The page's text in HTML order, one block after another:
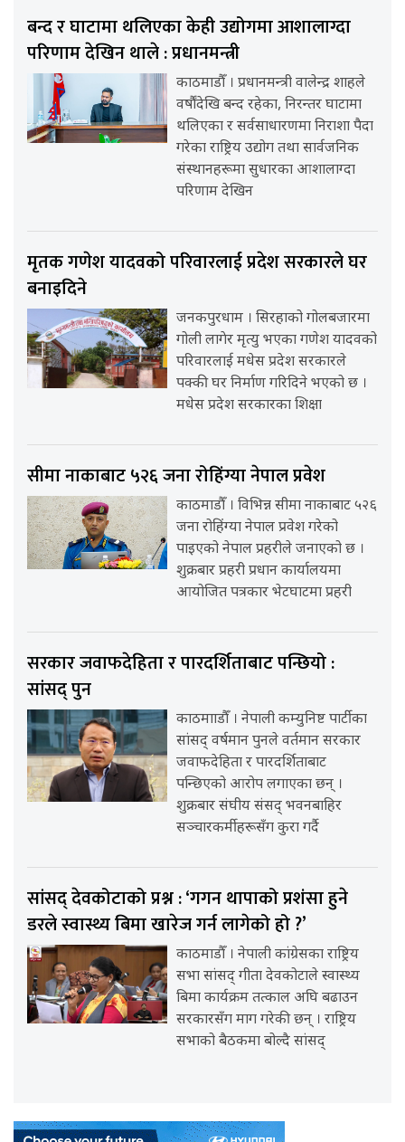
बन्द र घाटामा थलिएका केही उद्योगमा आशालाग्दा
परिणाम देखिन थाले : प्रधानमन्त्री
काठमाडौँ । प्रधानमन्त्री वालेन्द्र शाहले
वर्षौंदेखि बन्द रहेका, निरन्तर घाटामा
थलिएका र सर्वसाधारणमा निराशा पैदा
गरेका राष्ट्रिय उद्योग तथा सार्वजनिक
संस्थानहरूमा सुधारका आशालाग्दा
परिणाम देखिन
मृतक गणेश यादवको परिवारलाई प्रदेश सरकारले घर
बनाइदिने
जनकपुरधाम । सिरहाको गोलबजारमा
गोली लागेर मृत्यु भएका गणेश यादवको
परिवारलाई मधेस प्रदेश सरकारले
पक्की घर निर्माण गरिदिने भएको छ ।
मधेस प्रदेश सरकारका शिक्षा
सीमा नाकाबाट ५२६ जना रोहिंग्या नेपाल प्रवेश
काठमाडौँ । विभिन्न सीमा नाकाबाट ५२६
जना रोहिंग्या नेपाल प्रवेश गरेको
पाइएको नेपाल प्रहरीले जनाएको छ ।
शुक्रबार प्रहरी प्रधान कार्यालयमा
आयोजित पत्रकार भेटघाटमा प्रहरी
सरकार जवाफदेहिता र पारदर्शिताबाट पन्छियो :
सांसद् पुन
काठमााडौँ । नेपाली कम्युनिष्ट पार्टीका
सांसद् वर्षमान पुनले वर्तमान सरकार
जवाफदेहिता र पारदर्शिताबाट
पन्छिएको आरोप लगाएका छन् ।
शुक्रबार संघीय संसद् भवनबाहिर
सञ्चारकर्मीहरूसँग कुरा गर्दै
सांसद् देवकोटाको प्रश्न : ‘गगन थापाको प्रशंसा हुने
डरले स्वास्थ्य बिमा खारेज गर्न लागेको हो ?’
काठमाडौँ । नेपाली कांग्रेसका राष्ट्रिय
सभा सांसद् गीता देवकोटाले स्वास्थ्य
बिमा कार्यक्रम तत्काल अघि बढाउन
सरकारसँग माग गरेकी छन् । राष्ट्रिय
सभाको बैठकमा बोल्दै सांसद्